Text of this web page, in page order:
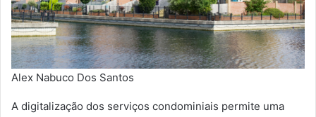
Alex Nabuco Dos Santos
A digitalização dos serviços condominiais permite uma